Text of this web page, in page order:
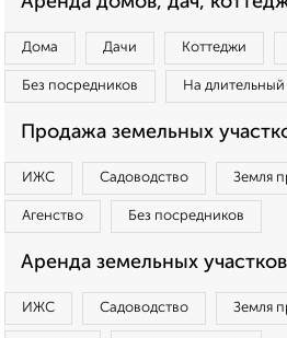
Дома Дачи Коттеджи
Без посредников На длительный
Продажа земельных
ИЖС Садоводство Земля
Агенство Без посредников
Аренда земельных
ИЖС Садоводство Земля